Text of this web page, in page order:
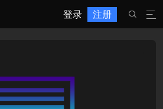
登录 注册 
